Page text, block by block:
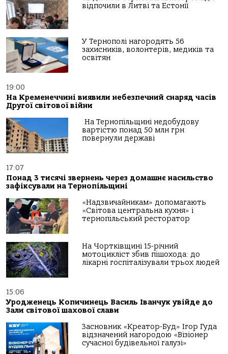
відпочили в Литві та Естонії
У Тернополі нагородять 56
захисників, волонтерів, медиків та
освітян
19:00
На Кременеччині виявили небезпечний снаряд часів
Другої світової війни
На Тернопільщині недобудову
вартістю понад 50 млн грн
повернули державі
17:07
Понад 3 тисячі звернень через домашнє насильство
зафіксували на Тернопільщині
«Надзвичайникам» допомагають
«Світова центральна кухня» і
тернопільський ресторатор
На Чортківщині 15-річний
мотоцикліст збив пішохода: до
лікарні госпіталізували трьох людей
15:06
Уродженець Копичинець Василь Іванчук увійде до
Зали світової шахової слави
Засновник «Креатор-Буд» Ігор Гуда
відзначений нагородою «Візіонер
сучасної будівельної галузі»